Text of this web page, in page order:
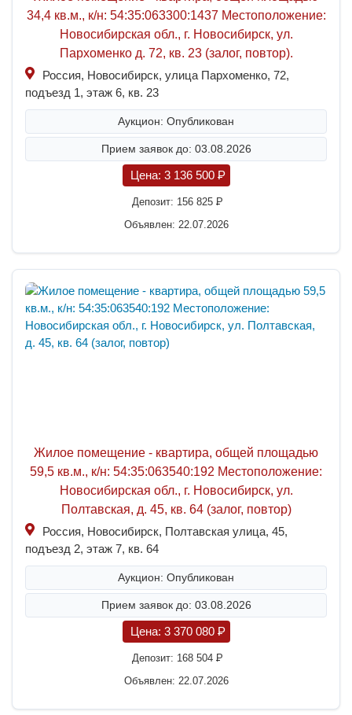
34,4 кв.м., к/н: 54:35:063300:1437 Местоположение:
Новосибирская обл., г. Новосибирск, ул.
Пархоменко д. 72, кв. 23 (залог, повтор).
Россия, Новосибирск, улица Пархоменко, 72,
подъезд 1, этаж 6, кв. 23
Аукцион: Опубликован
Прием заявок до: 03.08.2026
Цена: 3 136 500 P
Депозит: 156 825 P
Объявлен: 22.07.2026
Жилое помещение - квартира, общей площадью
59,5 кв.м., к/н: 54:35:063540:192 Местоположение:
Новосибирская обл., г. Новосибирск, ул.
Полтавская, д. 45, кв. 64 (залог, повтор)
Россия, Новосибирск, Полтавская улица, 45,
подъезд 2, этаж 7, кв. 64
Аукцион: Опубликован
Прием заявок до: 03.08.2026
Цена: 3 370 080 P
Депозит: 168 504 P
Объявлен: 22.07.2026